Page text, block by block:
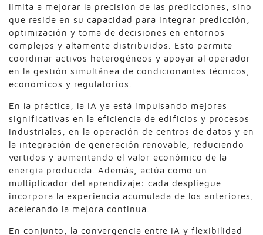
limita a mejorar la precisión de las predicciones, sino
que reside en su capacidad para integrar predicción,
optimización y toma de decisiones en entornos
complejos y altamente distribuidos. Esto permite
coordinar activos heterogéneos y apoyar al operador
en la gestión simultánea de condicionantes técnicos,
económicos y regulatorios.
En la práctica, la IA ya está impulsando mejoras
significativas en la eficiencia de edificios y procesos
industriales, en la operación de centros de datos y en
la integración de generación renovable, reduciendo
vertidos y aumentando el valor económico de la
energía producida. Además, actúa como un
multiplicador del aprendizaje: cada despliegue
incorpora la experiencia acumulada de los anteriores,
acelerando la mejora continua.
En conjunto, la convergencia entre IA y flexibilidad